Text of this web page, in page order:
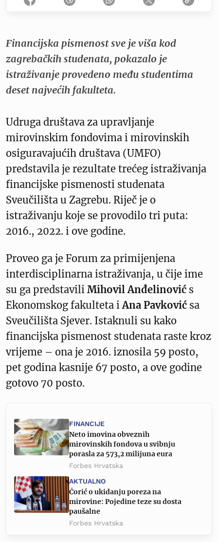
Financijska pismenost sve je viša kod
zagrebačkih studenata, pokazalo je
istraživanje provedeno među studentima
deset najvećih fakulteta.
Udruga društava za upravljanje
mirovinskim fondovima i mirovinskih
osiguravajućih društava (UMFO)
predstavila je rezultate trećeg istraživanja
financijske pismenosti studenata
Sveučilišta u Zagrebu. Riječ je o
istraživanju koje se provodilo tri puta:
2016., 2022. i ove godine.
Proveo ga je Forum za primijenjena
interdisciplinarna istraživanja, u čije ime
su ga predstavili Mihovil Anđelinović s
Ekonomskog fakulteta iAna Pavković sa
Sveučilišta Sjever. Istaknuli su kako
financijska pismenost studenata raste kroz
vrijeme – ona je 2016. iznosila 59 posto,
pet godina kasnije 67 posto, a ove godine
gotovo 70 posto.
FINANCIJE
Neto imovina obveznih
mirovinskih fondova u svibnju
porasla za 573,2 milijuna eura
Forbes Hrvatska
AKTUALNO
Ćorić o ukidanju poreza na
mirovine: Pojedine teze su dosta
paušalne
Forbes Hrvatska